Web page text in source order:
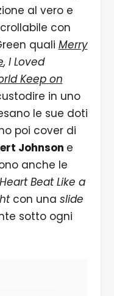
al vero e
con
quali Merry
, I Loved
Keep on
in uno
le sue doti
poi cover di
Johnson e
anche le
Beat Like a
con una slide
sotto ogni